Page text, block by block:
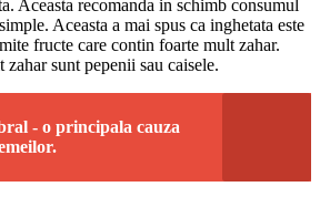
Aceasta recomanda in schimb consumul
Aceasta a mai spus ca inghetata este
fructe care contin foarte mult zahar.
sunt pepenii sau caisele.
- o principala cauza